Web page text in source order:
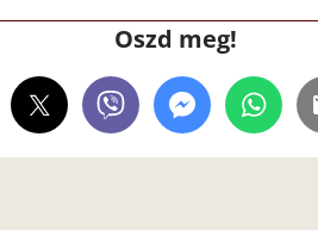
Oszd meg!